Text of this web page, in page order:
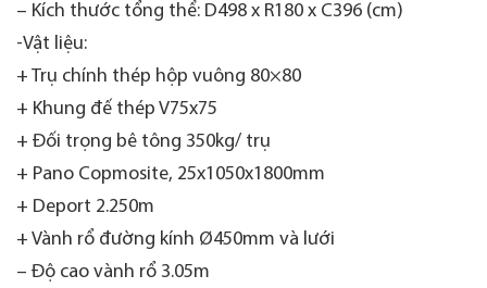
– Kích thước tổng thể: D498 x R180 x C396 (cm)
-Vật liệu:
+ Trụ chính thép hộp vuông 80×80
+ Khung đế thép V75x75
+ Đối trọng bê tông 350kg/ trụ
+ Pano Copmosite, 25x1050x1800mm
+ Deport 2.250m
+ Vành rổ đường kính Ø450mm và lưới
– Độ cao vành rổ 3.05m